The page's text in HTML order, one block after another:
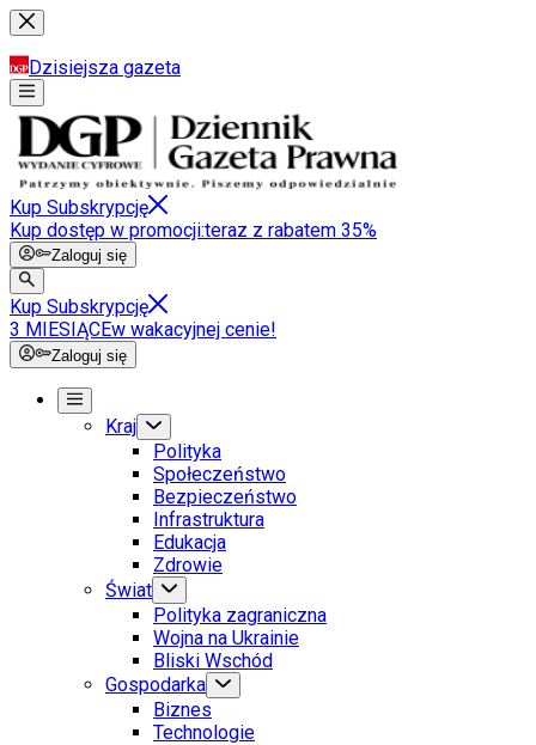
Dzisiejsza gazeta
Kup Subskrypcję
Kup dostęp w promocji:teraz z rabatem 35%
Zaloguj się
Kup Subskrypcję
3 MIESIĄCEw wakacyjnej cenie!
Zaloguj się
Kraj
Polityka
Społeczeństwo
Bezpieczeństwo
Infrastruktura
Edukacja
Zdrowie
Świat
Polityka zagraniczna
Wojna na Ukrainie
Bliski Wschód
Gospodarka
Biznes
Technologie